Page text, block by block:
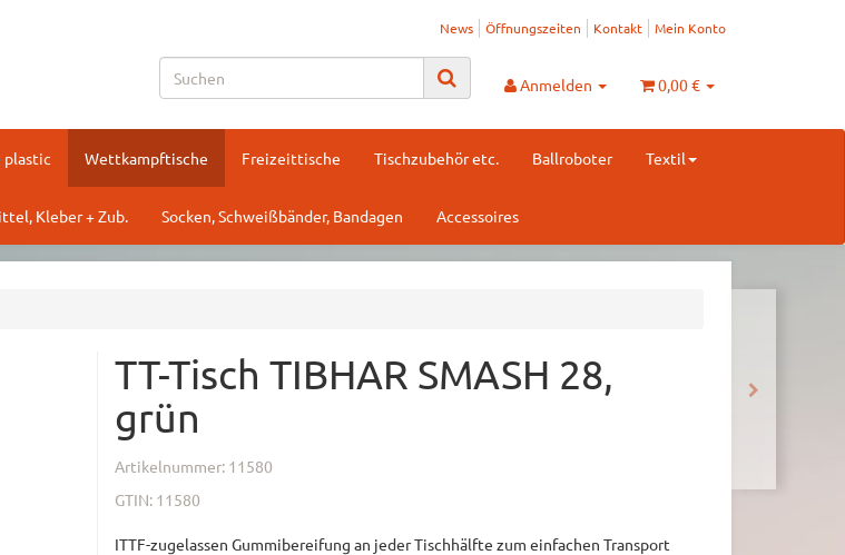
News Öffnungszeiten Kontakt Mein Konto
Anmelden 0,00 €
plastic Wettkampftische Freizeittische Tischzubehör etc. Ballroboter Textil
Kleber + Zub. Socken, Schweißbänder, Bandagen Accessoires
TT-Tisch TIBHAR SMASH 28,
grün
Artikelnummer: 11580
GTIN: 11580
ITTF-zugelassen Gummibereifung an jeder Tischhälfte zum einfachen Transport